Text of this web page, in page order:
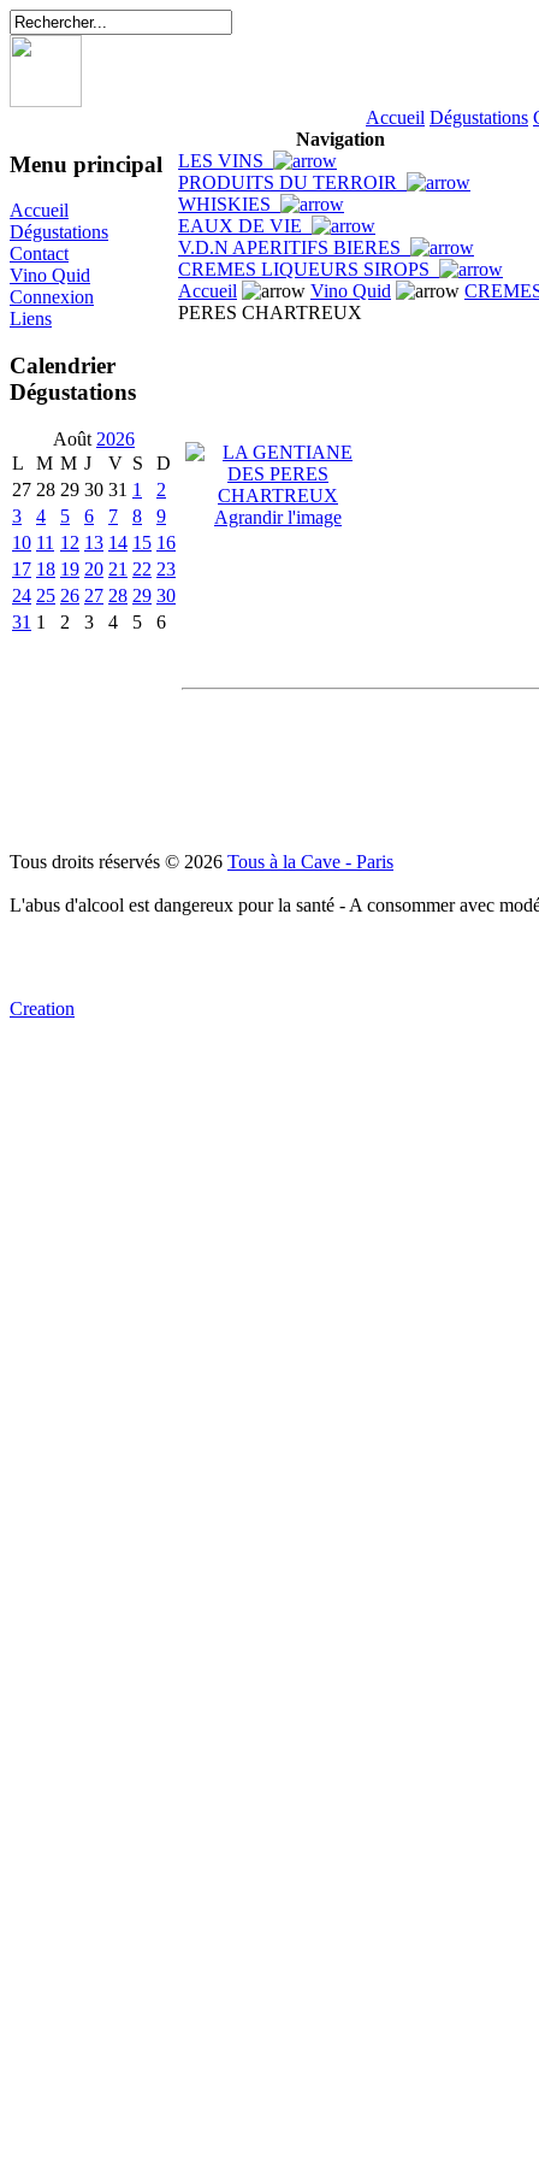
Accueil Dégustations
Menu principal
Accueil
Dégustations
Contact
Vino Quid
Connexion
Liens
Calendrier
Dégustations
Août 2026
L
M M J V S
D
27 28 29 30 31 1
2
3
4 5 6 7 8
9
10 11 12 13 14 15 16
17 18 19 20 21 22 23
24 25 26 27 28 29 30
31 1 2 3 4 5 6
Navigation
LES VINS
PRODUITS DU TERROIR
WHISKIES
EAUX DE VIE
V.D.N APERITIFS BIERES
CREMES LIQUEURS SIROPS
Accueil
Vino Quid
PERES CHARTREUX
Agrandir l'image
Tous droits réservés © 2026 Tous à la Cave - Paris
L'abus d'alcool est dangereux pour la santé - A consommer avec
Creation